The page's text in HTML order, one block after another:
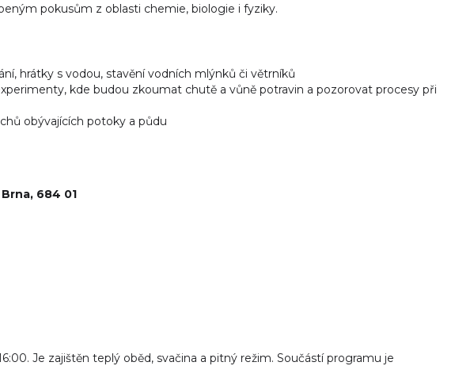
pokusům z oblasti chemie, biologie i fyziky.
hrátky s vodou, stavění vodních mlýnků či větrníků
kde budou zkoumat chutě a vůně potravin a pozorovat procesy při
obývajících potoky a půdu
684 01
Je zajištěn teplý oběd, svačina a pitný režim. Součástí programu je